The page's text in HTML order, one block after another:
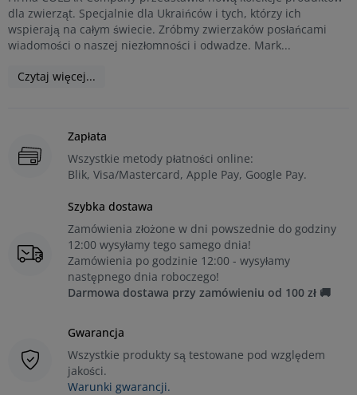
dla zwierząt. Specjalnie dla Ukraińców i tych, którzy ich
wspierają na całym świecie. Zróbmy zwierzaków posłańcami
wiadomości o naszej niezłomności i odwadze. Mark...
Czytaj więcej...
Zapłata
Wszystkie metody płatności online:
Blik, Visa/Mastercard, Apple Pay, Google Pay.
Szybka dostawa
Zamówienia złożone w dni powszednie do godziny
12:00 wysyłamy tego samego dnia!
Zamówienia po godzinie 12:00 - wysyłamy
następnego dnia roboczego!
Darmowa dostawa przy zamówieniu od 100 zł 🚚
Gwarancja
Wszystkie produkty są testowane pod względem
jakości.
Warunki gwarancji.